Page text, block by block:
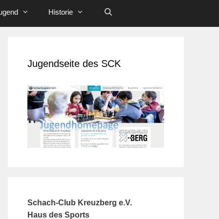
Historie
Jugendseite des SCK
Schach-Club Kreuzberg e.V.
Haus des Sports